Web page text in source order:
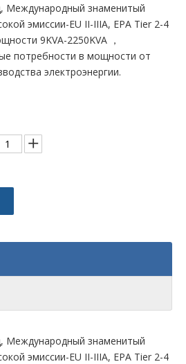
Международный знаменитый
эмиссии-EU II-IIIA, EPA Tier 2-4
9KVA-2250KVA ，
потребности в мощности от
электроэнергии.
Международный знаменитый
эмиссии-EU II-IIIA, EPA Tier 2-4